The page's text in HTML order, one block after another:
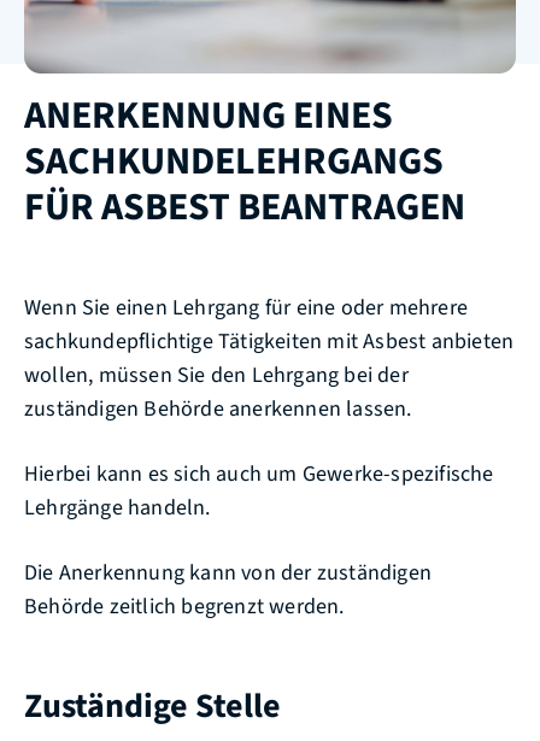
ANERKENNUNG EINES
SACHKUNDELEHRGANGS
FÜR ASBEST BEANTRAGEN
Wenn Sie einen Lehrgang für eine oder mehrere
sachkundepflichtige Tätigkeiten mit Asbest anbieten
wollen, müssen Sie den Lehrgang bei der
zuständigen Behörde anerkennen lassen.
Hierbei kann es sich auch um Gewerke-spezifische
Lehrgänge handeln.
Die Anerkennung kann von der zuständigen
Behörde zeitlich begrenzt werden.
Zuständige Stelle